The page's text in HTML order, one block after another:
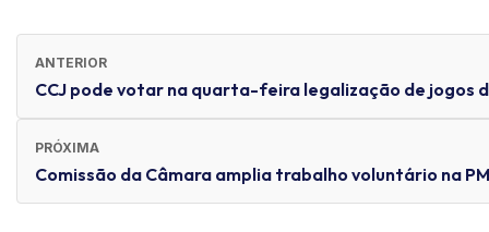
ANTERIOR
CCJ pode votar na quarta-feira legalização de jogos
PRÓXIMA
Comissão da Câmara amplia trabalho voluntário na